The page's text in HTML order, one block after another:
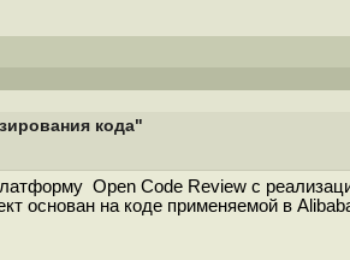
кода"
Open Code Review с
на коде применяемой в